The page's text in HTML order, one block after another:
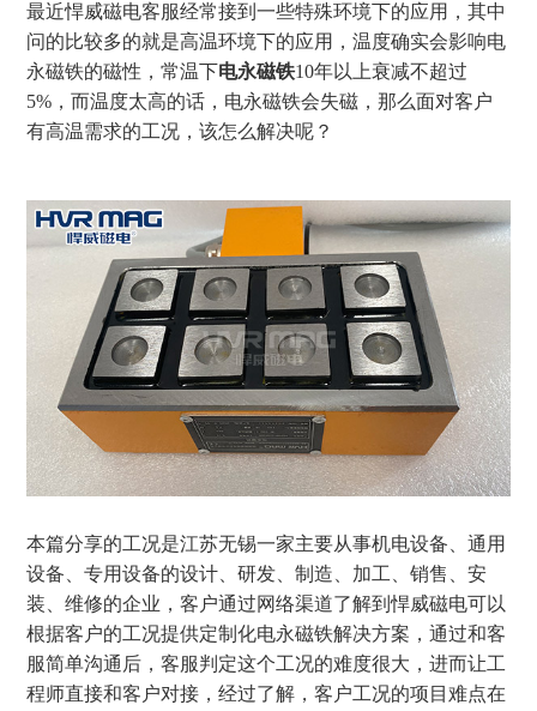
最近悍威磁电客服经常接到一些特殊环境下的应用，其中
问的比较多的就是高温环境下的应用，温度确实会影响电
永磁铁的磁性，常温下电永磁铁10年以上衰减不超过
5%，而温度太高的话，电永磁铁会失磁，那么面对客户
有高温需求的工况，该怎么解决呢？
本篇分享的工况是江苏无锡一家主要从事机电设备、通用
设备、专用设备的设计、研发、制造、加工、销售、安
装、维修的企业，客户通过网络渠道了解到悍威磁电可以
根据客户的工况提供定制化电永磁铁解决方案，通过和客
服简单沟通后，客服判定这个工况的难度很大，进而让工
程师直接和客户对接，经过了解，客户工况的项目难点在